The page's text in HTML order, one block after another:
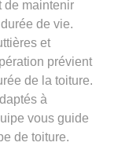
de maintenir
de vie.
et
prévient
de la toiture.
à
vous guide
de toiture.